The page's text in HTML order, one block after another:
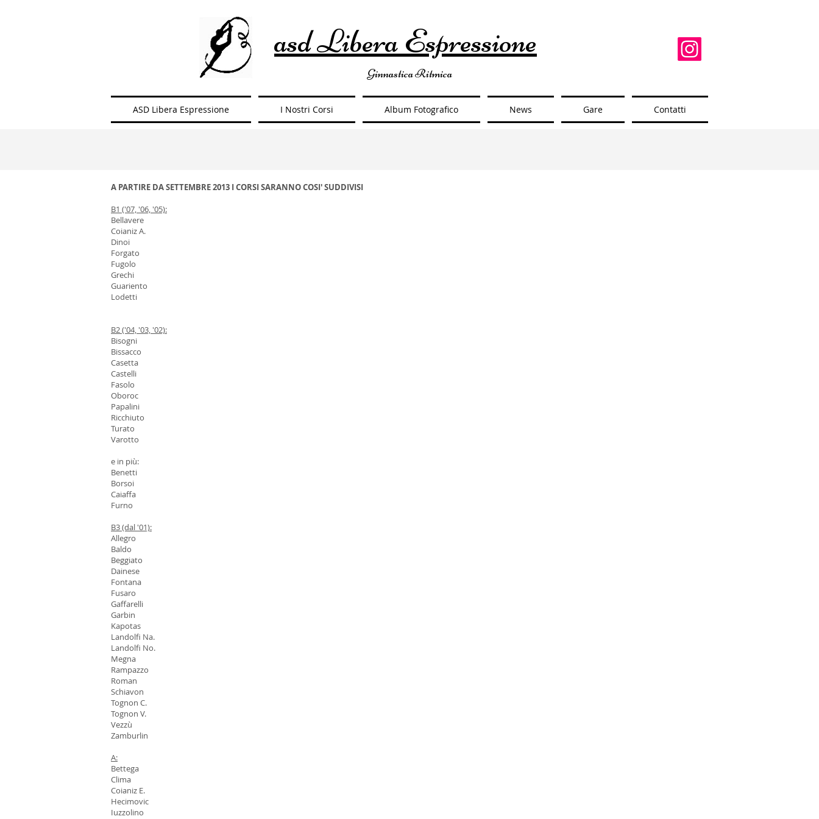
asd Libera Espressione
Ginnastica Ritmica
ASD Libera Espressione I Nostri Corsi Album Fotografico News Gare Contatti
A PARTIRE DA SETTEMBRE 2013 I CORSI SARANNO COSI' SUDDIVISI
B1 ('07, '06, '05):
Bellavere
Coianiz A.
Dinoi
Forgato
Fugolo
Grechi
Guariento
Lodetti
B2 ('04, '03, '02):
Bisogni
Bissacco
Casetta
Castelli
Fasolo
Oboroc
Papalini
Ricchiuto
Turato
Varotto
e in più:
Benetti
Borsoi
Caiaffa
Furno
B3 (dal '01):
Allegro
Baldo
Beggiato
Dainese
Fontana
Fusaro
Gaffarelli
Garbin
Kapotas
Landolfi Na.
Landolfi No.
Megna
Rampazzo
Roman
Schiavon
Tognon C.
Tognon V.
Vezzù
Zamburlin
A:
Bettega
Clima
Coianiz E.
Hecimovic
Iuzzolino